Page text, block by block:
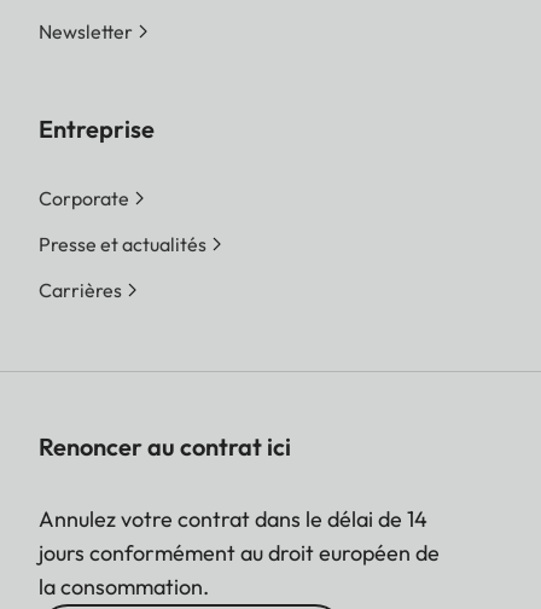
Newsletter
Entreprise
Corporate
Presse et actualités
Carrières
Renoncer au contrat ici
Annulez votre contrat dans le délai de 14
jours conformément au droit européen de
la consommation.